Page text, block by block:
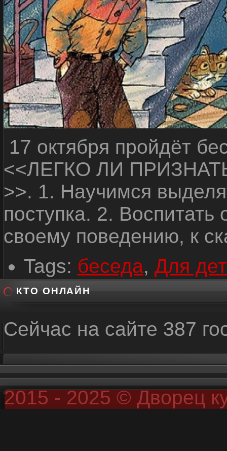
17 октября пройдёт
<<ЛЕГКО ЛИ
>>. 1. Научимся
поступка. 2. Воспитать
своему поведению, к
Tags: беседа, Для
КТО ОНЛАЙН
Сейчас на сайте 387
2015 - 2025 © Дворец